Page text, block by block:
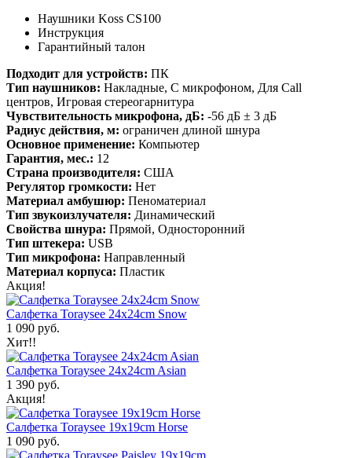
Наушники Koss CS100
Инструкция
Гарантийный талон
Подходит для устройств: ПК
Тип наушников: Накладные, С микрофоном, Для Call
центров, Игровая стереогарнитура
Чувствительность микрофона, дБ: -56 дБ ± 3 дБ
Радиус действия, м: ограничен длиной шнура
Основное применение: Компьютер
Гарантия, мес.: 12
Страна производителя: США
Регулятор громкости: Нет
Материал амбушюр: Пеноматериал
Тип звукоизлучателя: Динамический
Свойства шнура: Прямой, Односторонний
Тип штекера: USB
Тип микрофона: Направленный
Материал корпуса: Пластик
Акция!
Салфетка Toraysee 24x24cm Snow
1 090 руб.
Хит!!
Салфетка Toraysee 24x24cm Asian
1 390 руб.
Акция!
Салфетка Toraysee 19x19cm Horse
1 090 руб.